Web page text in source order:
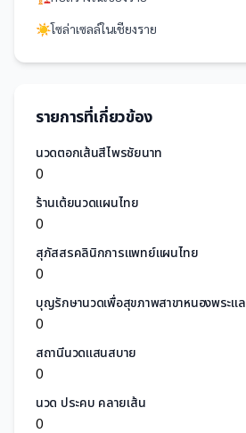
☀️โซล่าเซลล์ในเชียงราย
รายการที่เกี่ยวข้อง
นวดตอกเส้นสีไพรชัยนาท
0
ร้านเต้ยนวดแผนไทย
0
สุภัสสรคลินิกการแพทย์แผนไทย
0
บุญรักษานวดเพื่อสุขภาพสาขาหนองพระแล
0
สถานีนวดแสนสบาย
0
นวด ประคบ คลายเส้น
0